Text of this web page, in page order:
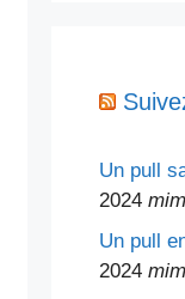
Un pull
2024
Un pull
2024